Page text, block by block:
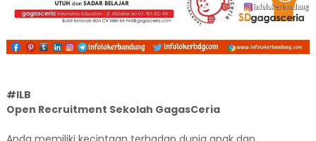
#ILB
Open Recruitment Sekolah GagasCeria